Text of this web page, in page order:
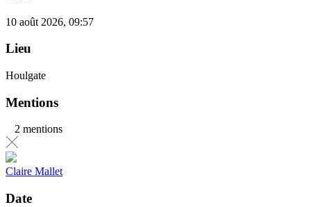
10 août 2026, 09:57
Lieu
Houlgate
Mentions
2 mentions
Claire Mallet
Date